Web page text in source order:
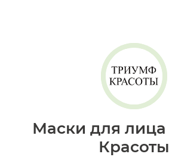
Маски для
Красоты